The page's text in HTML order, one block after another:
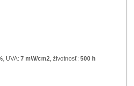
, UVA: 7 mW/cm2, životnosť: 500 h